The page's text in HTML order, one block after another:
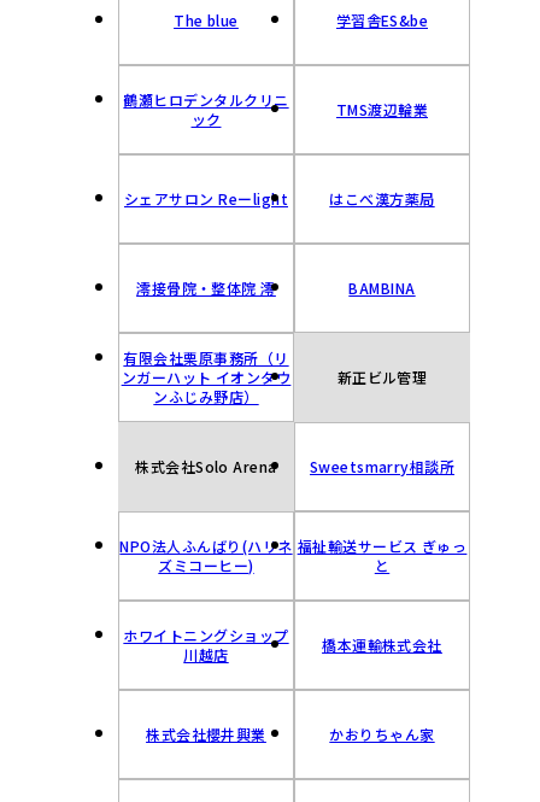
The blue 学習舎ES&be
鶴瀬ヒロデンタルクリニ
ック
TMS渡辺輪業
シェアサロン Reーlight はこべ漢方薬局
澪接骨院・整体院 澪 BAMBINA
有限会社栗原事務所（リ
ンガーハット イオンタウ
ンふじみ野店）
新正ビル管理
株式会社Solo Arena Sweetsmarry相談所
NPO法人ふんばり(ハリネ
ズミコーヒー)
福祉輸送サービス ぎゅっ
と
ホワイトニングショップ
川越店
橋本運輸株式会社
株式会社櫻井興業 かおりちゃん家